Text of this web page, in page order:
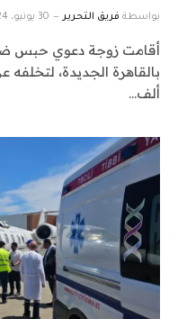
بواسطة فريق التحرير 30 يونيو، 2024
أقامت زوجة دعوي حبس
ألف…